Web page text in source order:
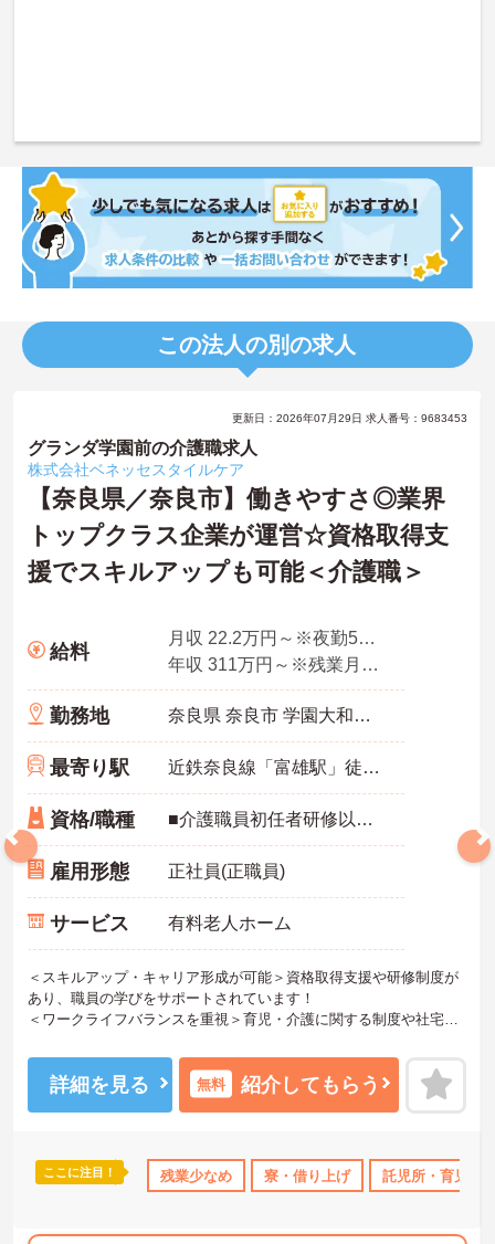
この法人の別の求人
寮・借り上げ 託児所・育児補助 無資格OK 年間休日110
更新日：2026年07月29日 求人番号：9683453
グランダ学園前の介護職求人
株式会社ベネッセスタイルケア
【奈良県／奈良市】働きやすさ◎業界
トップクラス企業が運営☆資格取得支
援でスキルアップも可能＜介護職＞
給料
月収 22.2万円～※夜勤5回想定
年収 311万円～※残業月10時間、夜勤平均5回、各種手当・賞与を含んだ例です
勤務地 奈良県 奈良市 学園大和町5-748-1
最寄り駅 近鉄奈良線「富雄駅」徒歩12分
資格/職種 ■介護職員初任者研修以上 ※無資格の方も応募可（資格支援制度あり）
雇用形態 正社員(正職員)
サービス 有料老人ホーム
＜スキルアップ・キャリア形成が可能＞資格取得支援や研修制度が
あり、職員の学びをサポートされています！
＜ワークライフバランスを重視＞育児・介護に関する制度や社宅制
＜寄り添ったケアの実施＞利用者さまに深く寄り添ったサービスの
提供を目指し、職員の専門性を高めるような人材育成にも注力され
詳細を見る 無料 紹介してもらう
ここに注目！ 残業少なめ 寮・借り上げ 託児所・育児補